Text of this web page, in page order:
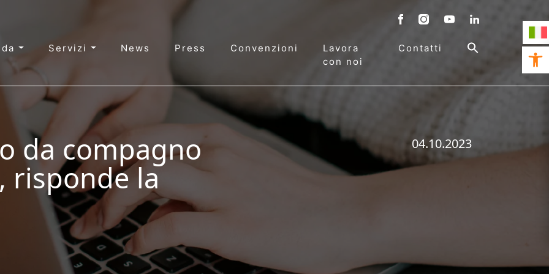
Servizi News Press Convenzioni
Lavora
con noi
Contatti
da compagno
risponde la
04.10.2023